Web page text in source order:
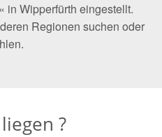
in Wipperfürth eingestellt.
Regionen suchen oder
?